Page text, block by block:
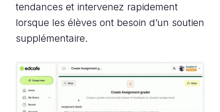
tendances et intervenez rapidement
lorsque les élèves ont besoin d’un soutien
supplémentaire.